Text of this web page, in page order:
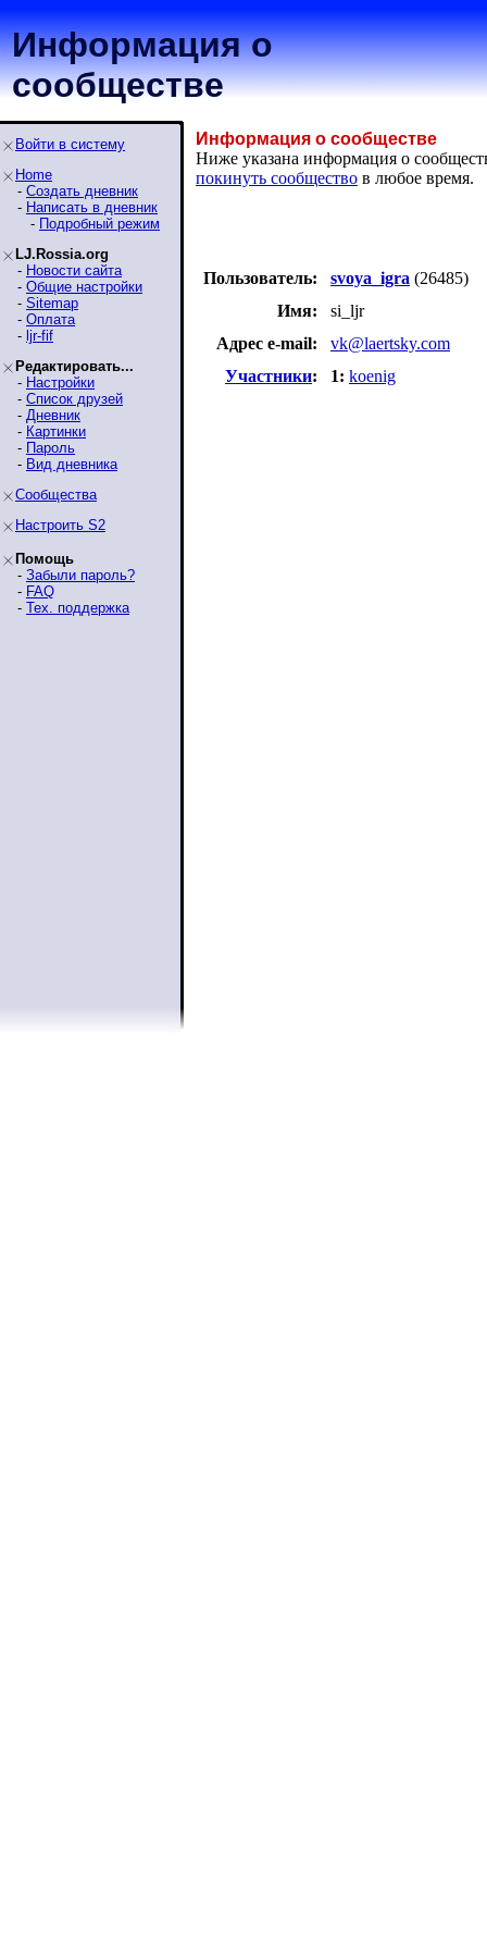
Информация о
сообществе
Войти в систему
Home
- Создать дневник
- Написать в дневник
- Подробный режим
LJ.Rossia.org
- Новости сайта
- Общие настройки
- Sitemap
- Оплата
- ljr-fif
Редактировать...
- Настройки
- Список друзей
- Дневник
- Картинки
- Пароль
- Вид дневника
Сообщества
Настроить S2
Помощь
- Забыли пароль?
- FAQ
- Тех. поддержка
Информация о сообществе
Ниже указана информация о
покинуть сообщество в любое время.
Пользователь: svoya_igra (26485)
Имя:
si_ljr
Адрес e-mail:
vk@laertsky.com
Участники: 1: koenig